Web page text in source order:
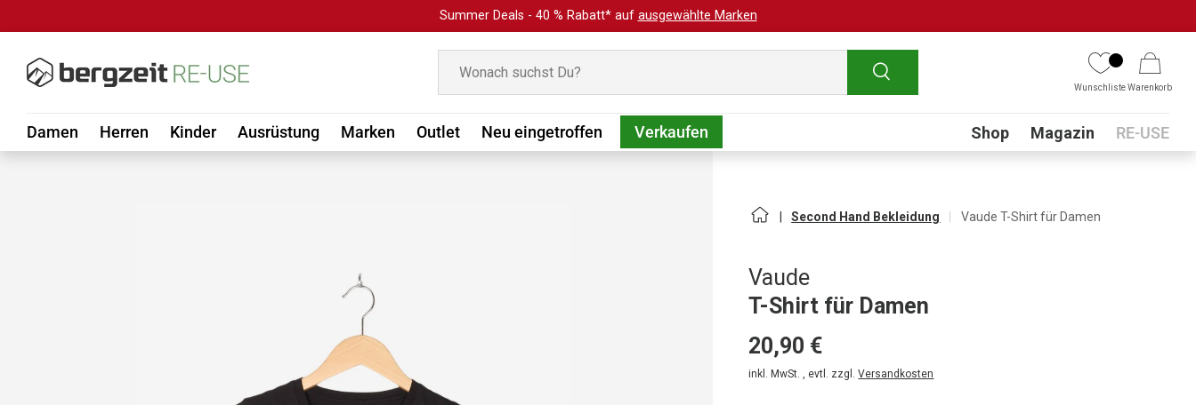
Summer Deals - 40 % Rabatt* auf ausgewählte Marken
Suchen
WunschlisteWarenkorb
Damen Herren Kinder Ausrüstung Marken Outlet Neu eingetroffen Verkaufen Submenu
Shop Magazin RE-USE
Second Hand Bekleidung Vaude T-Shirt für Damen
Vaude
T-Shirt für Damen
20,90 €
inkl. MwSt. , evtl. zzgl.Versandkosten